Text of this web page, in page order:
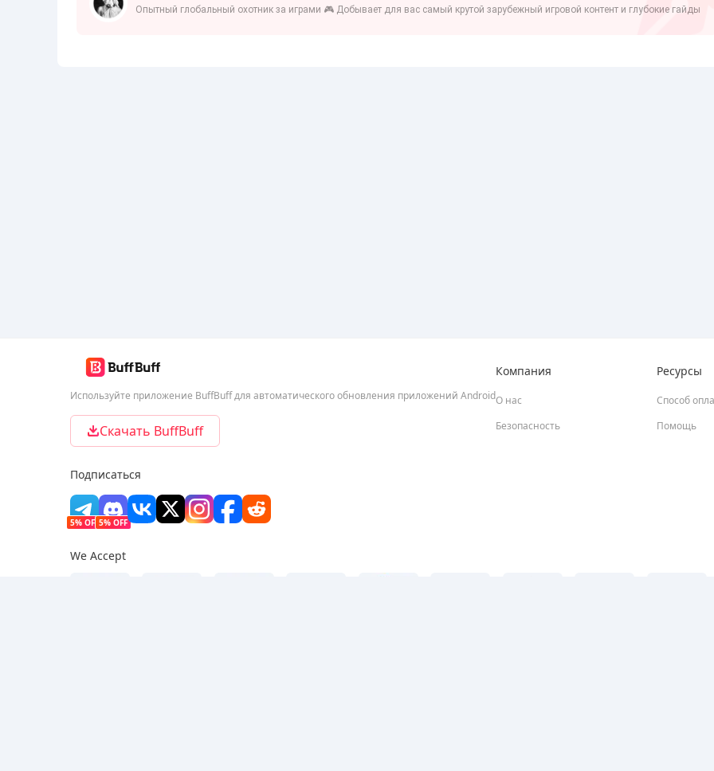
Опытный глобальный охотник за играми 🎮 Добывает для вас самый крутой зарубежный игровой контент и глубокие гайды
Используйте приложение BuffBuff для автоматического обновления приложений Android
Скачать BuffBuff
Подписаться
5% OFF 5% OFF
Компания
О нас
Безопасность
Ресурсы
Способ
Помощь
We Accept